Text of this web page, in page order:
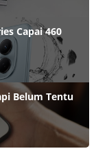
Capai 460
Belum Tentu